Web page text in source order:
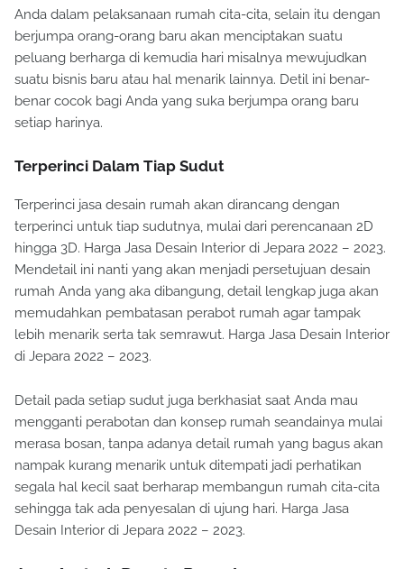
Anda dalam pelaksanaan rumah cita-cita, selain itu dengan
berjumpa orang-orang baru akan menciptakan suatu
peluang berharga di kemudia hari misalnya mewujudkan
suatu bisnis baru atau hal menarik lainnya. Detil ini benar-
benar cocok bagi Anda yang suka berjumpa orang baru
setiap harinya.
Terperinci Dalam Tiap Sudut
Terperinci jasa desain rumah akan dirancang dengan
terperinci untuk tiap sudutnya, mulai dari perencanaan 2D
hingga 3D. Harga Jasa Desain Interior di Jepara 2022 – 2023.
Mendetail ini nanti yang akan menjadi persetujuan desain
rumah Anda yang aka dibangung, detail lengkap juga akan
memudahkan pembatasan perabot rumah agar tampak
lebih menarik serta tak semrawut. Harga Jasa Desain Interior
di Jepara 2022 – 2023.
Detail pada setiap sudut juga berkhasiat saat Anda mau
mengganti perabotan dan konsep rumah seandainya mulai
merasa bosan, tanpa adanya detail rumah yang bagus akan
nampak kurang menarik untuk ditempati jadi perhatikan
segala hal kecil saat berharap membangun rumah cita-cita
sehingga tak ada penyesalan di ujung hari. Harga Jasa
Desain Interior di Jepara 2022 – 2023.